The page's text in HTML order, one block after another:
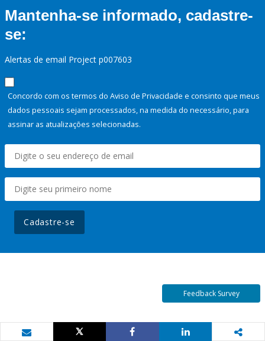
Mantenha-se informado, cadastre-
se:
Alertas de email Project p007603
Concordo com os termos do Aviso de Privacidade e consinto que meus
dados pessoais sejam processados, na medida do necessário, para
assinar as atualizações selecionadas.
Cadastre-se
Feedback Survey